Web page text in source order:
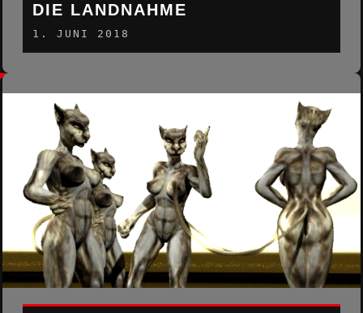
DIE LANDNAHME
1. JUNI 2018